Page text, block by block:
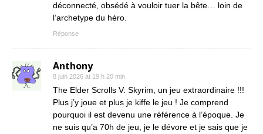
déconnecté, obsédé à vouloir tuer la bête… loin de
l’archetype du héro.
Réponse
Anthony
8 juin 2026 at 19 h 20 min
The Elder Scrolls V: Skyrim, un jeu extraordinaire !!!
Plus j’y joue et plus je kiffe le jeu ! Je comprend
pourquoi il est devenu une référence à l’époque. Je
ne suis qu’a 70h de jeu, je le dévore et je sais que je